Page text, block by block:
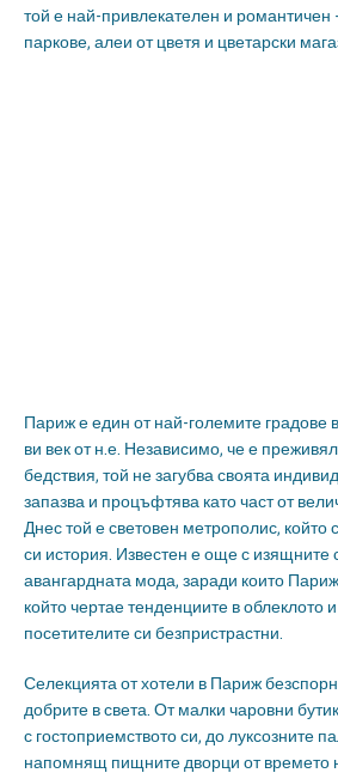
той е най-привлекателен и романтичен
паркове, алеи от цветя и цветарски
Париж е един от най-големите градове
ви век от н.е. Независимо, че е
бедствия, той не загубва своята
запазва и процъфтява като част от
Днес той е световен метрополис, който
си история. Известен е още с изящните
авангардната мода, заради които
който чертае тенденциите в облеклото
посетителите си безпристрастни.
Селекцията от хотели в Париж
добрите в света. От малки чаровни
с гостоприемството си, до луксозните
напомнящ пищните дворци от времето